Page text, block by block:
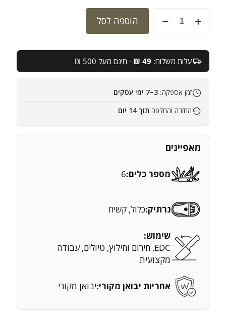
של
RESCUE
רפטור
חום-שחור
הוספה לסל
עלות משלוח: 49 ₪ · חינם מעל 500 ₪
זמן אספקה: 3–7 ימי עסקים
החזרה והחלפה תוך 14 יום
מאפיינים
מספר כלים:6
נרתיק:כלול, קשיח
שימוש:
EDC, חירום וחילוץ, טיולים, עבודה
מקצועית
אחריות יבואן מקורי:יבואן מקורי